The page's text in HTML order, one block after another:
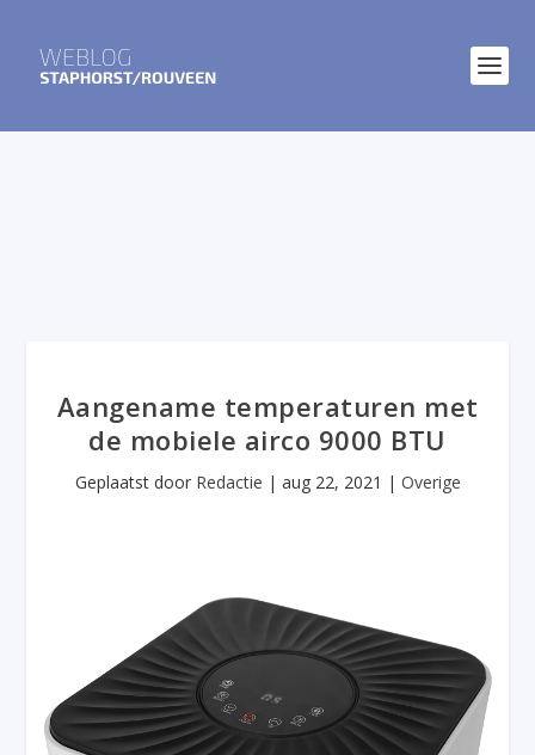
Aangename temperaturen met
de mobiele airco 9000 BTU
Geplaatst door Redactie | aug 22, 2021 | Overige